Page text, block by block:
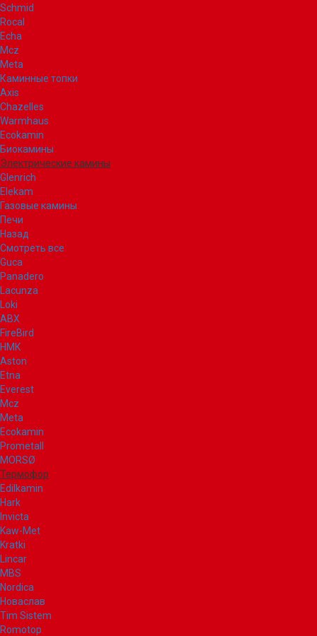
Schmid
Rocal
Echa
Mcz
Meta
Каминные топки
Axis
Chazelles
Warmhaus
Ecokamin
Биокамины
Электрические камины
Glenrich
Elekam
Газовые камины
Печи
Назад
Смотреть все
Guca
Panadero
Lacunza
Loki
ABX
FireBird
НМК
Aston
Etna
Everest
Mcz
Meta
Ecokamin
Prometall
MORSØ
Термофор
Edilkamin
Hark
Invicta
Kaw-Met
Kratki
Lincar
MBS
Nordica
Новаслав
Tim Sistem
Romotop